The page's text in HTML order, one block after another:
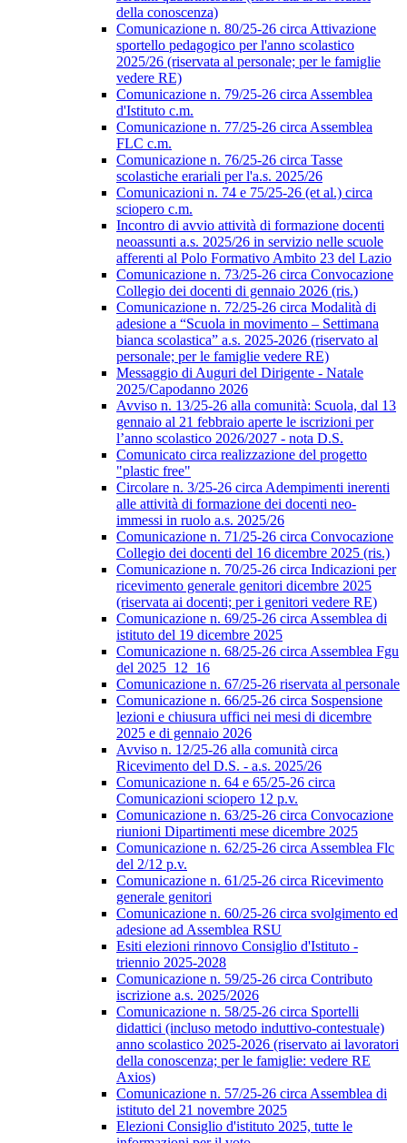
della conoscenza)
Comunicazione n. 80/25-26 circa Attivazione
sportello pedagogico per l'anno scolastico
2025/26 (riservata al personale; per le famiglie
vedere RE)
Comunicazione n. 79/25-26 circa Assemblea
d'Istituto c.m.
Comunicazione n. 77/25-26 circa Assemblea
FLC c.m.
Comunicazione n. 76/25-26 circa Tasse
scolastiche erariali per l'a.s. 2025/26
Comunicazioni n. 74 e 75/25-26 (et al.) circa
sciopero c.m.
Incontro di avvio attività di formazione docenti
neoassunti a.s. 2025/26 in servizio nelle scuole
afferenti al Polo Formativo Ambito 23 del Lazio
Comunicazione n. 73/25-26 circa Convocazione
Collegio dei docenti di gennaio 2026 (ris.)
Comunicazione n. 72/25-26 circa Modalità di
adesione a “Scuola in movimento – Settimana
bianca scolastica” a.s. 2025-2026 (riservato al
personale; per le famiglie vedere RE)
Messaggio di Auguri del Dirigente - Natale
2025/Capodanno 2026
Avviso n. 13/25-26 alla comunità: Scuola, dal 13
gennaio al 21 febbraio aperte le iscrizioni per
l’anno scolastico 2026/2027 - nota D.S.
Comunicato circa realizzazione del progetto
"plastic free"
Circolare n. 3/25-26 circa Adempimenti inerenti
alle attività di formazione dei docenti neo-
immessi in ruolo a.s. 2025/26
Comunicazione n. 71/25-26 circa Convocazione
Collegio dei docenti del 16 dicembre 2025 (ris.)
Comunicazione n. 70/25-26 circa Indicazioni per
ricevimento generale genitori dicembre 2025
(riservata ai docenti; per i genitori vedere RE)
Comunicazione n. 69/25-26 circa Assemblea di
istituto del 19 dicembre 2025
Comunicazione n. 68/25-26 circa Assemblea Fgu
del 2025_12_16
Comunicazione n. 67/25-26 riservata al personale
Comunicazione n. 66/25-26 circa Sospensione
lezioni e chiusura uffici nei mesi di dicembre
2025 e di gennaio 2026
Avviso n. 12/25-26 alla comunità circa
Ricevimento del D.S. - a.s. 2025/26
Comunicazione n. 64 e 65/25-26 circa
Comunicazioni sciopero 12 p.v.
Comunicazione n. 63/25-26 circa Convocazione
riunioni Dipartimenti mese dicembre 2025
Comunicazione n. 62/25-26 circa Assemblea Flc
del 2/12 p.v.
Comunicazione n. 61/25-26 circa Ricevimento
generale genitori
Comunicazione n. 60/25-26 circa svolgimento ed
adesione ad Assemblea RSU
Esiti elezioni rinnovo Consiglio d'Istituto -
triennio 2025-2028
Comunicazione n. 59/25-26 circa Contributo
iscrizione a.s. 2025/2026
Comunicazione n. 58/25-26 circa Sportelli
didattici (incluso metodo induttivo-contestuale)
anno scolastico 2025-2026 (riservato ai lavoratori
della conoscenza; per le famiglie: vedere RE
Axios)
Comunicazione n. 57/25-26 circa Assemblea di
istituto del 21 novembre 2025
Elezioni Consiglio d'istituto 2025, tutte le